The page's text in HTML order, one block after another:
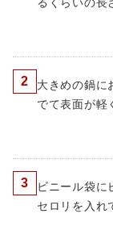
2
大きめの鍋に
でて表面が軽
3
ビニール袋に
セロリを入れ